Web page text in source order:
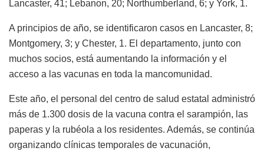
Lancaster, 41; Lebanon, 20; Northumberland, 6; y York, 1.
A principios de año, se identificaron casos en Lancaster, 8;
Montgomery, 3; y Chester, 1. El departamento, junto con
muchos socios, está aumentando la información y el
acceso a las vacunas en toda la mancomunidad.
Este año, el personal del centro de salud estatal administró
más de 1.300 dosis de la vacuna contra el sarampión, las
paperas y la rubéola a los residentes. Además, se continúa
organizando clínicas temporales de vacunación,